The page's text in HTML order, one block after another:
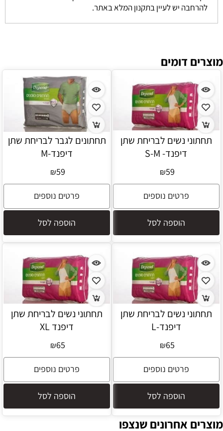
להרחבה יש לעיין בתקנון המלא באתר.
מוצרים דומים
תחתוני נשים לבריחת שתן
דיפנד- S-M
₪59
פרטים נוספים
הוספה לסל
תחתונים לגבר לבריחת שתן
דיפנד-M
₪59
פרטים נוספים
הוספה לסל
תחתוני נשים לבריחת שתן
דיפנד-L
₪65
פרטים נוספים
הוספה לסל
תחתוני נשים לבריחת שתן
דיפנד XL
₪65
פרטים נוספים
הוספה לסל
מוצרים אחרונים שנצפו